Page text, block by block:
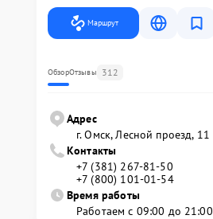
Маршрут
ОбзорОтзывы 312
Адрес
г. Омск, ​Лесной проезд, 11
Контакты
+7 (381) 267-81-50
+7 (800) 101-01-54
Время работы
Работаем с 09:00 до 21:00